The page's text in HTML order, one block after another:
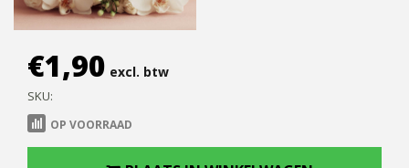
€1,90 excl. btw
SKU:
OP VOORRAAD